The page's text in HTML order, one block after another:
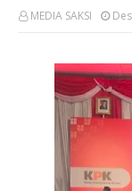
MEDIA SAKSI